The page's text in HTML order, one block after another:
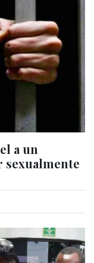
a un
sexualmente